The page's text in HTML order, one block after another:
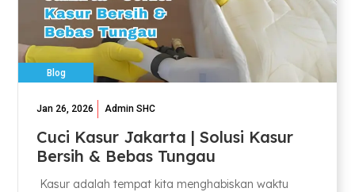
Blog
Jan 26, 2026 Admin SHC
Cuci Kasur Jakarta | Solusi Kasur
Bersih & Bebas Tungau
Kasur adalah tempat kita menghabiskan waktu